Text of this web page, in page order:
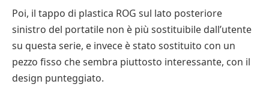
Poi, il tappo di plastica ROG sul lato posteriore
sinistro del portatile non è più sostituibile dall’utente
su questa serie, e invece è stato sostituito con un
pezzo fisso che sembra piuttosto interessante, con il
design punteggiato.